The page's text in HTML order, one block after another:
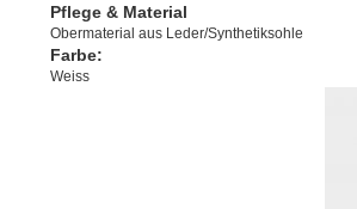
Pflege & Material
Obermaterial aus Leder/Synthetiksohle
Farbe:
Weiss